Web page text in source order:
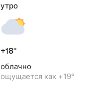
утро
+18°
облачно
ощущается как +19°